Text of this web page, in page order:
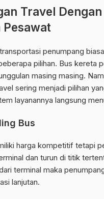
Travel Dengan
Pesawat
penumpang
pilihan. Bus kereta
masing masing.
sering menjadi pilihan
layanannya langsung
Bus
harga kompetitif tetapi
dan turun di titik
terminal maka
lanjutan.